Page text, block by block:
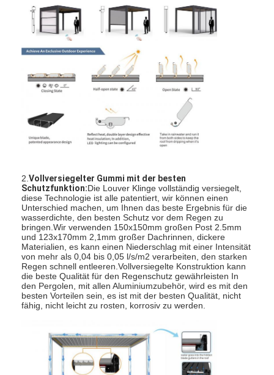
Motorisierte Aluminiumpergola
Pergola aus einziehbarem Stoff
einziehbare Markise
Pergola für leichte Zwecke
Elektrische Sonnenschutzwand
Zipbahn-Vorhänge
Erweiterte Pergola aus Aluminium
Markisenzusätze
2.Vollversiegelter Gummi mit der besten
Schutzfunktion:Die Louver Klinge vollständig versiegelt,
diese Technologie ist alle patentiert, wir können einen
Unterschied machen, um Ihnen das beste Ergebnis für die
wasserdichte, den besten Schutz vor dem Regen zu
bringen.Wir verwenden 150x150mm großen Post 2.5mm
und 123x170mm 2,1mm großer Dachrinnen, dickere
Materialien, es kann einen Niederschlag mit einer Intensität
von mehr als 0,04 bis 0,05 l/s/m2 verarbeiten, den starken
Regen schnell entleeren.Vollversiegelte Konstruktion kann
die beste Qualität für den Regenschutz gewährleisten In
den Pergolen, mit allen Aluminiumzubehör, wird es mit den
besten Vorteilen sein, es ist mit der besten Qualität, nicht
fähig, nicht leicht zu rosten, korrosiv zu werden.